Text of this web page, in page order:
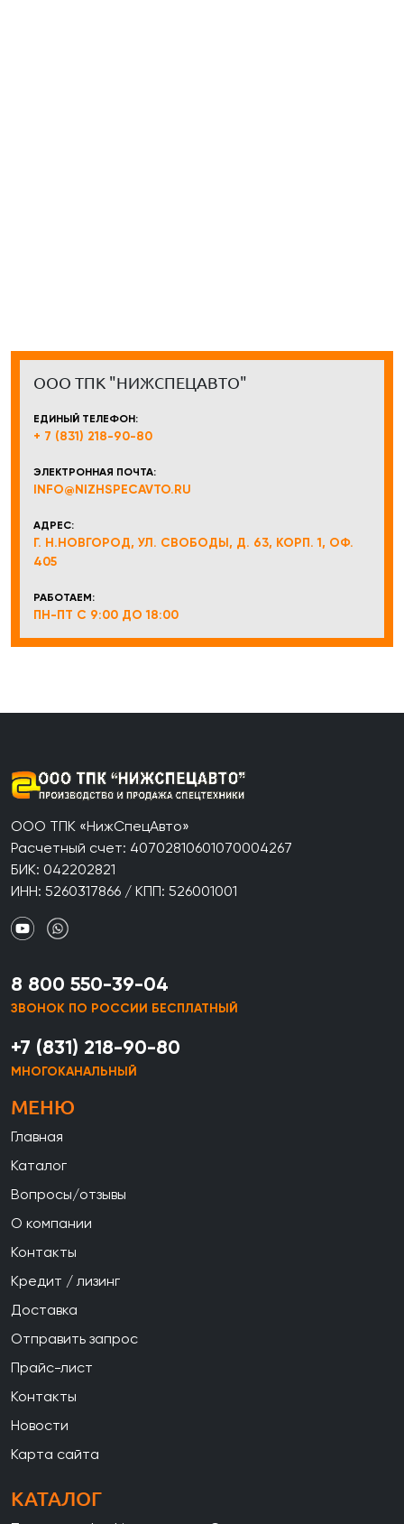
ООО ТПК "НИЖСПЕЦАВТО"
ЕДИНЫЙ ТЕЛЕФОН:
+ 7 (831) 218-90-80
ЭЛЕКТРОННАЯ ПОЧТА:
INFO@NIZHSPECAVTO.RU
АДРЕС:
Г. Н.НОВГОРОД, УЛ. СВОБОДЫ, Д. 63, КОРП. 1, ОФ.
405
РАБОТАЕМ:
ПН-ПТ С 9:00 ДО 18:00
ООО ТПК «НижСпецАвто»
Расчетный счет: 40702810601070004267
БИК: 042202821
ИНН: 5260317866 / КПП: 526001001
8 800 550-39-04
ЗВОНОК ПО РОССИИ БЕСПЛАТНЫЙ
+7 (831) 218-90-80
МНОГОКАНАЛЬНЫЙ
МЕНЮ
Главная
Каталог
Вопросы/отзывы
О компании
Контакты
Кредит / лизинг
Доставка
Отправить запрос
Прайс-лист
Контакты
Новости
Карта сайта
КАТАЛОГ